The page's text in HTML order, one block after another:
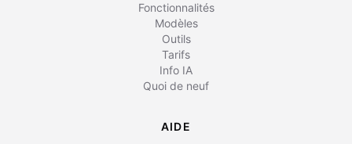
Fonctionnalités
Modèles
Outils
Tarifs
Info IA
Quoi de neuf
AIDE